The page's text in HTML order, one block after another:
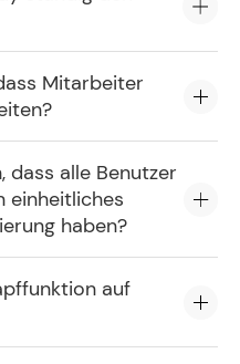
Mitarbeiter
dass alle Benutzer
einheitliches
haben?
auf